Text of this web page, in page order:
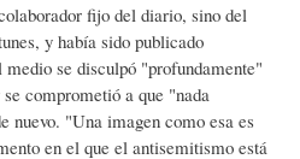
fijo del diario, sino del
y había sido publicado
se disculpó "profundamente"
comprometió a que "nada
nuevo. "Una imagen como esa es
en el que el antisemitismo está